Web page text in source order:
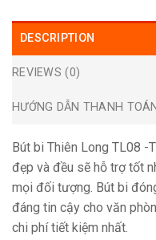
DESCRIPTION
REVIEWS (0)
HƯỚNG DẪN THANH TOÁN
Bút bi Thiên Long TL08 -
đẹp và đều sẽ hỗ trợ tốt
mọi đối tượng. Bút bi
đáng tin cậy cho văn
chi phí tiết kiệm nhất.